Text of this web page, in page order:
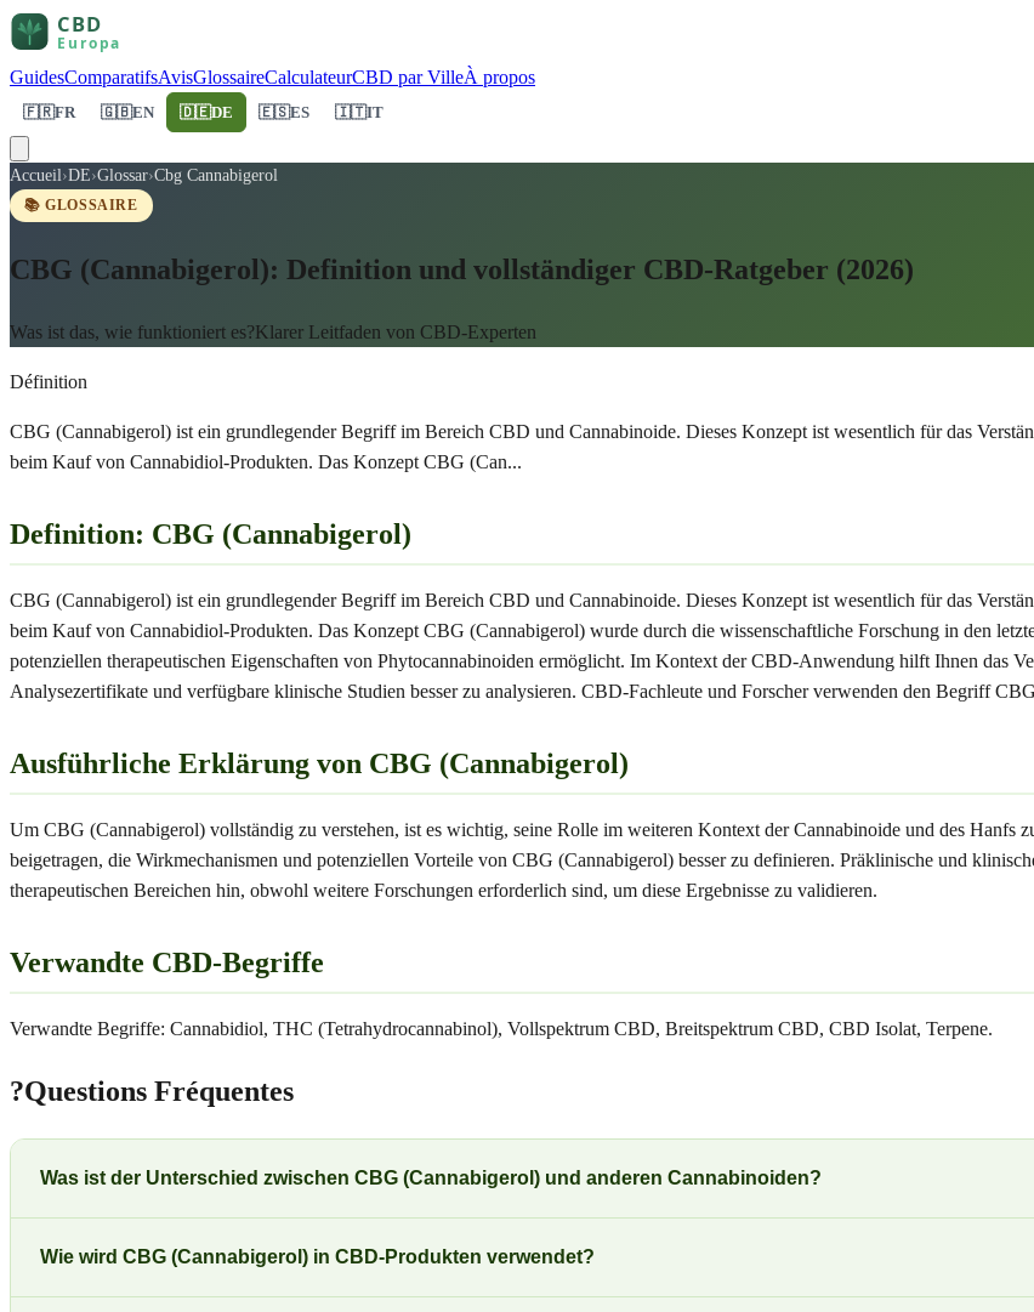
GuidesComparatifsAvisGlossaireCalculateurCBD par VilleÀ propos
🇫🇷FR 🇬🇧EN 🇩🇪DE 🇪🇸ES 🇮🇹IT
Accueil›DE›Glossar›Cbg Cannabigerol
📚 GLOSSAIRE
CBG (Cannabigerol): Definition und vollständiger CBD-Ratgeber (2026)
Was ist das, wie funktioniert es?Klarer Leitfaden von CBD-Experten
Définition
CBG (Cannabigerol) ist ein grundlegender Begriff im Bereich CBD und Cannabinoide. Dieses Konzept ist wesentlich für das
beim Kauf von Cannabidiol-Produkten. Das Konzept CBG (Can...
Definition: CBG (Cannabigerol)
CBG (Cannabigerol) ist ein grundlegender Begriff im Bereich CBD und Cannabinoide. Dieses Konzept ist wesentlich für das
beim Kauf von Cannabidiol-Produkten. Das Konzept CBG (Cannabigerol) wurde durch die wissenschaftliche Forschung in den
potenziellen therapeutischen Eigenschaften von Phytocannabinoiden ermöglicht. Im Kontext der CBD-Anwendung hilft Ihnen das
Analysezertifikate und verfügbare klinische Studien besser zu analysieren. CBD-Fachleute und Forscher verwenden den Begriff
Ausführliche Erklärung von CBG (Cannabigerol)
Um CBG (Cannabigerol) vollständig zu verstehen, ist es wichtig, seine Rolle im weiteren Kontext der Cannabinoide und des Hanfs
beigetragen, die Wirkmechanismen und potenziellen Vorteile von CBG (Cannabigerol) besser zu definieren. Präklinische und
therapeutischen Bereichen hin, obwohl weitere Forschungen erforderlich sind, um diese Ergebnisse zu validieren.
Verwandte CBD-Begriffe
Verwandte Begriffe: Cannabidiol, THC (Tetrahydrocannabinol), Vollspektrum CBD, Breitspektrum CBD, CBD Isolat, Terpene.
?Questions Fréquentes
Was ist der Unterschied zwischen CBG (Cannabigerol) und anderen Cannabinoiden?
Wie wird CBG (Cannabigerol) in CBD-Produkten verwendet?